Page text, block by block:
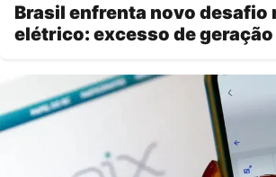
Brasil enfrenta novo desafio
elétrico: excesso de geração